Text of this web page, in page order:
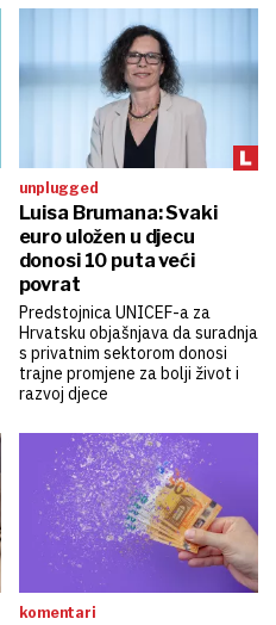
unplugged
Luisa Brumana: Svaki
euro uložen u djecu
donosi 10 puta veći
povrat
Predstojnica UNICEF-a za
Hrvatsku objašnjava da suradnja
s privatnim sektorom donosi
trajne promjene za bolji život i
razvoj djece
komentari